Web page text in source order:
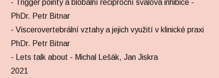
- Trigger pointy a blobální reciproční svalová inhibice -
PhDr. Petr Bitnar
- Viscerovertebrální vztahy a jejich využití v klinické praxi
PhDr. Petr Bitnar
- Lets talk about - Michal Lešák, Jan Jiskra
2021